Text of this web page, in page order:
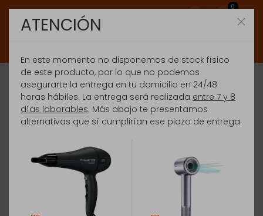
0
ATENCIÓN
En este momento no disponemos de stock físico
de este producto, por lo que no podemos
asegurarte la entrega en tu domicilio en 24/48
horas hábiles. La entrega será realizada entre 7 y 8
días laborables. Más abajo te presentamos
alternativas que sí cumplirían ese plazo de entrega.